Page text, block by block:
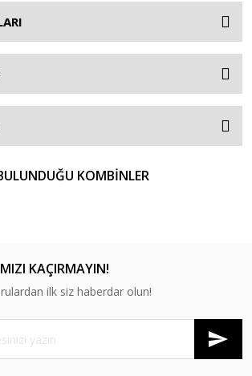
KOMBİNLER
KAÇIRMAYIN!
ilk siz haberdar olun!